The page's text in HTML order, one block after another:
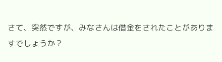
さて、突然ですが、みなさんは借金をされたことがありま
すでしょうか？